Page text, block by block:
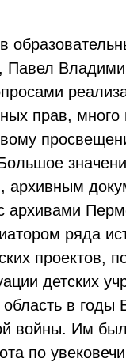
Павел
прав,
архивным
архивами
ряда
проектов,
детских
в годы
войны. Им
по